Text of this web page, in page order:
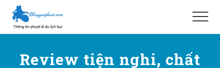
Menu
Skip
main
qua
primary
Hướng
phượt,
Menu
Review tiện nghi, chất